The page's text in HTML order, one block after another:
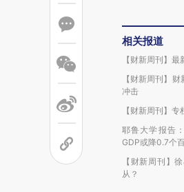
相关报道
【财新周刊】
【财新周刊】
冲击
【财新周刊】
耶鲁大学报告
GDP或降0.7个
【财新周刊】
从？